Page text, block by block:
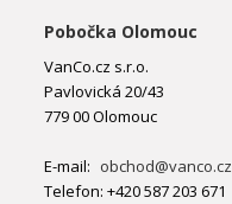
Pobočka Olomouc
VanCo.cz s.r.o.
Pavlovická 20/43
779 00 Olomouc
E-mail: obchod@vanco.cz
Telefon: +420 587 203 671